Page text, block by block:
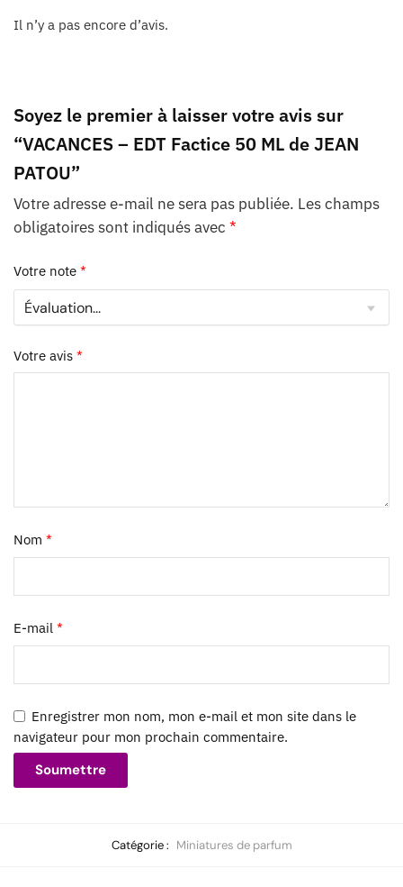
Il n’y a pas encore d’avis.
Soyez le premier à laisser votre avis sur
“VACANCES – EDT Factice 50 ML de JEAN
PATOU”
Votre adresse e-mail ne sera pas publiée. Les champs
obligatoires sont indiqués avec *
Votre note *
Votre avis *
Nom *
E-mail *
Enregistrer mon nom, mon e-mail et mon site dans le
navigateur pour mon prochain commentaire.
Catégorie : Miniatures de parfum